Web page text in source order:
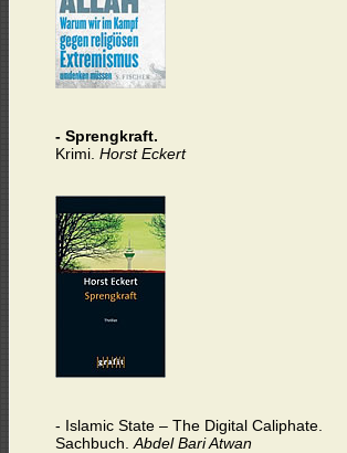
- Sprengkraft.
Krimi. Horst Eckert
- Islamic State – The Digital Caliphate.
Sachbuch. Abdel Bari Atwan